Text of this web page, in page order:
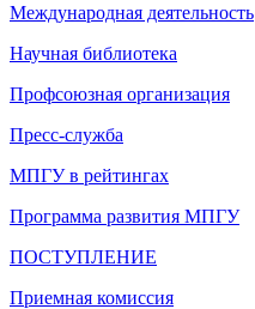
Международная деятельность
Научная библиотека
Профсоюзная организация
Пресс-служба
МПГУ в рейтингах
Программа развития МПГУ
ПОСТУПЛЕНИЕ
Приемная комиссия